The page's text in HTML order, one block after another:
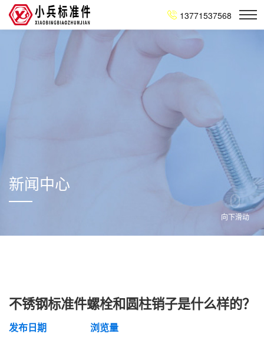
13771537568
新闻中心
向下滑动
不锈钢标准件螺栓和圆柱销子是什么样的？
发布日期 浏览量